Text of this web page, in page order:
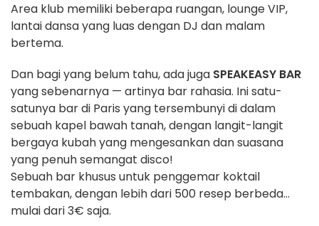
Area klub memiliki beberapa ruangan, lounge VIP,
lantai dansa yang luas dengan DJ dan malam
bertema.
Dan bagi yang belum tahu, ada juga SPEAKEASY BAR
yang sebenarnya — artinya bar rahasia. Ini satu-
satunya bar di Paris yang tersembunyi di dalam
sebuah kapel bawah tanah, dengan langit-langit
bergaya kubah yang mengesankan dan suasana
yang penuh semangat disco!
Sebuah bar khusus untuk penggemar koktail
tembakan, dengan lebih dari 500 resep berbeda...
mulai dari 3€ saja.